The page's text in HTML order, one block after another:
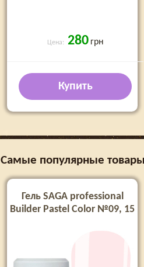
Цена: 280 грн
Купить
Самые популярные товары
Гель SAGA professional
Builder Pastel Color №09, 15